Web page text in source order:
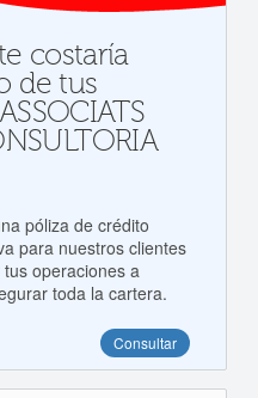
costaría
de tus
póliza de crédito
para nuestros clientes
operaciones a
toda la cartera.
Consultar